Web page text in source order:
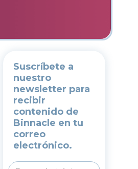
Suscríbete a
nuestro
newsletter para
recibir
contenido de
Binnacle en tu
correo
electrónico.